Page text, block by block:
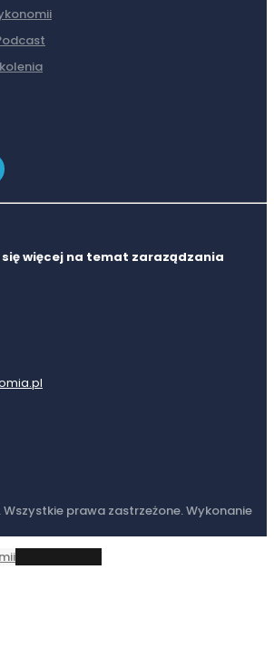
więcej na temat zaraządzania
Wszystkie prawa zastrzeżone. Wykonanie